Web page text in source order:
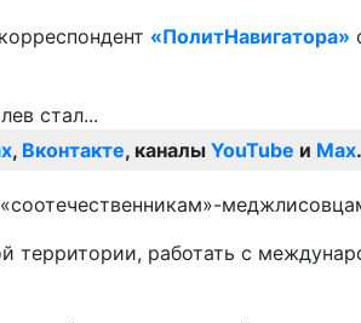
«ПолитНавигатора»
, Вконтакте, каналы YouTube и Max.
территории, работать с